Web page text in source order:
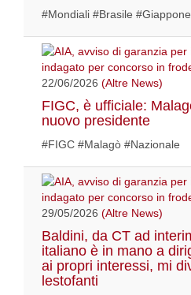
#Mondiali #Brasile
22/06/2026 (Altre News)
FIGC, è ufficiale:
nuovo presidente
#FIGC #Malagò #Nazionale
29/05/2026 (Altre News)
Baldini, da CT ad
italiano è in mano a
ai propri interessi, mi
lestofanti